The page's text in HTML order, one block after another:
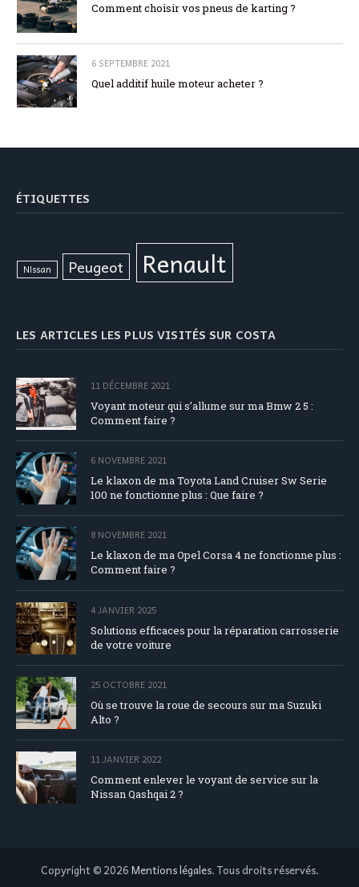
Comment choisir vos pneus de karting ?
6 SEPTEMBRE 2021
Quel additif huile moteur acheter ?
ÉTIQUETTES
Nissan Peugeot Renault
LES ARTICLES LES PLUS VISITÉS SUR COSTA
11 DÉCEMBRE 2021
Voyant moteur qui s’allume sur ma Bmw 2 5 :
Comment faire ?
6 NOVEMBRE 2021
Le klaxon de ma Toyota Land Cruiser Sw Serie
100 ne fonctionne plus : Que faire ?
8 NOVEMBRE 2021
Le klaxon de ma Opel Corsa 4 ne fonctionne plus :
Comment faire ?
4 JANVIER 2025
Solutions efficaces pour la réparation carrosserie
de votre voiture
25 OCTOBRE 2021
Où se trouve la roue de secours sur ma Suzuki
Alto ?
11 JANVIER 2022
Comment enlever le voyant de service sur la
Nissan Qashqai 2 ?
Copyright © 2026Mentions légales. Tous droits réservés.